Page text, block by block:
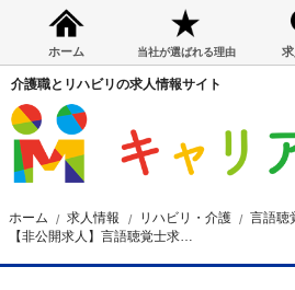
ホーム 当社が選ばれる理由
介護職とリハビリの求人情報サイト
ホーム 求人情報 リハビリ・介護
言語聴